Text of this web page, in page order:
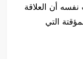
نفسه أن العلاقة
التي